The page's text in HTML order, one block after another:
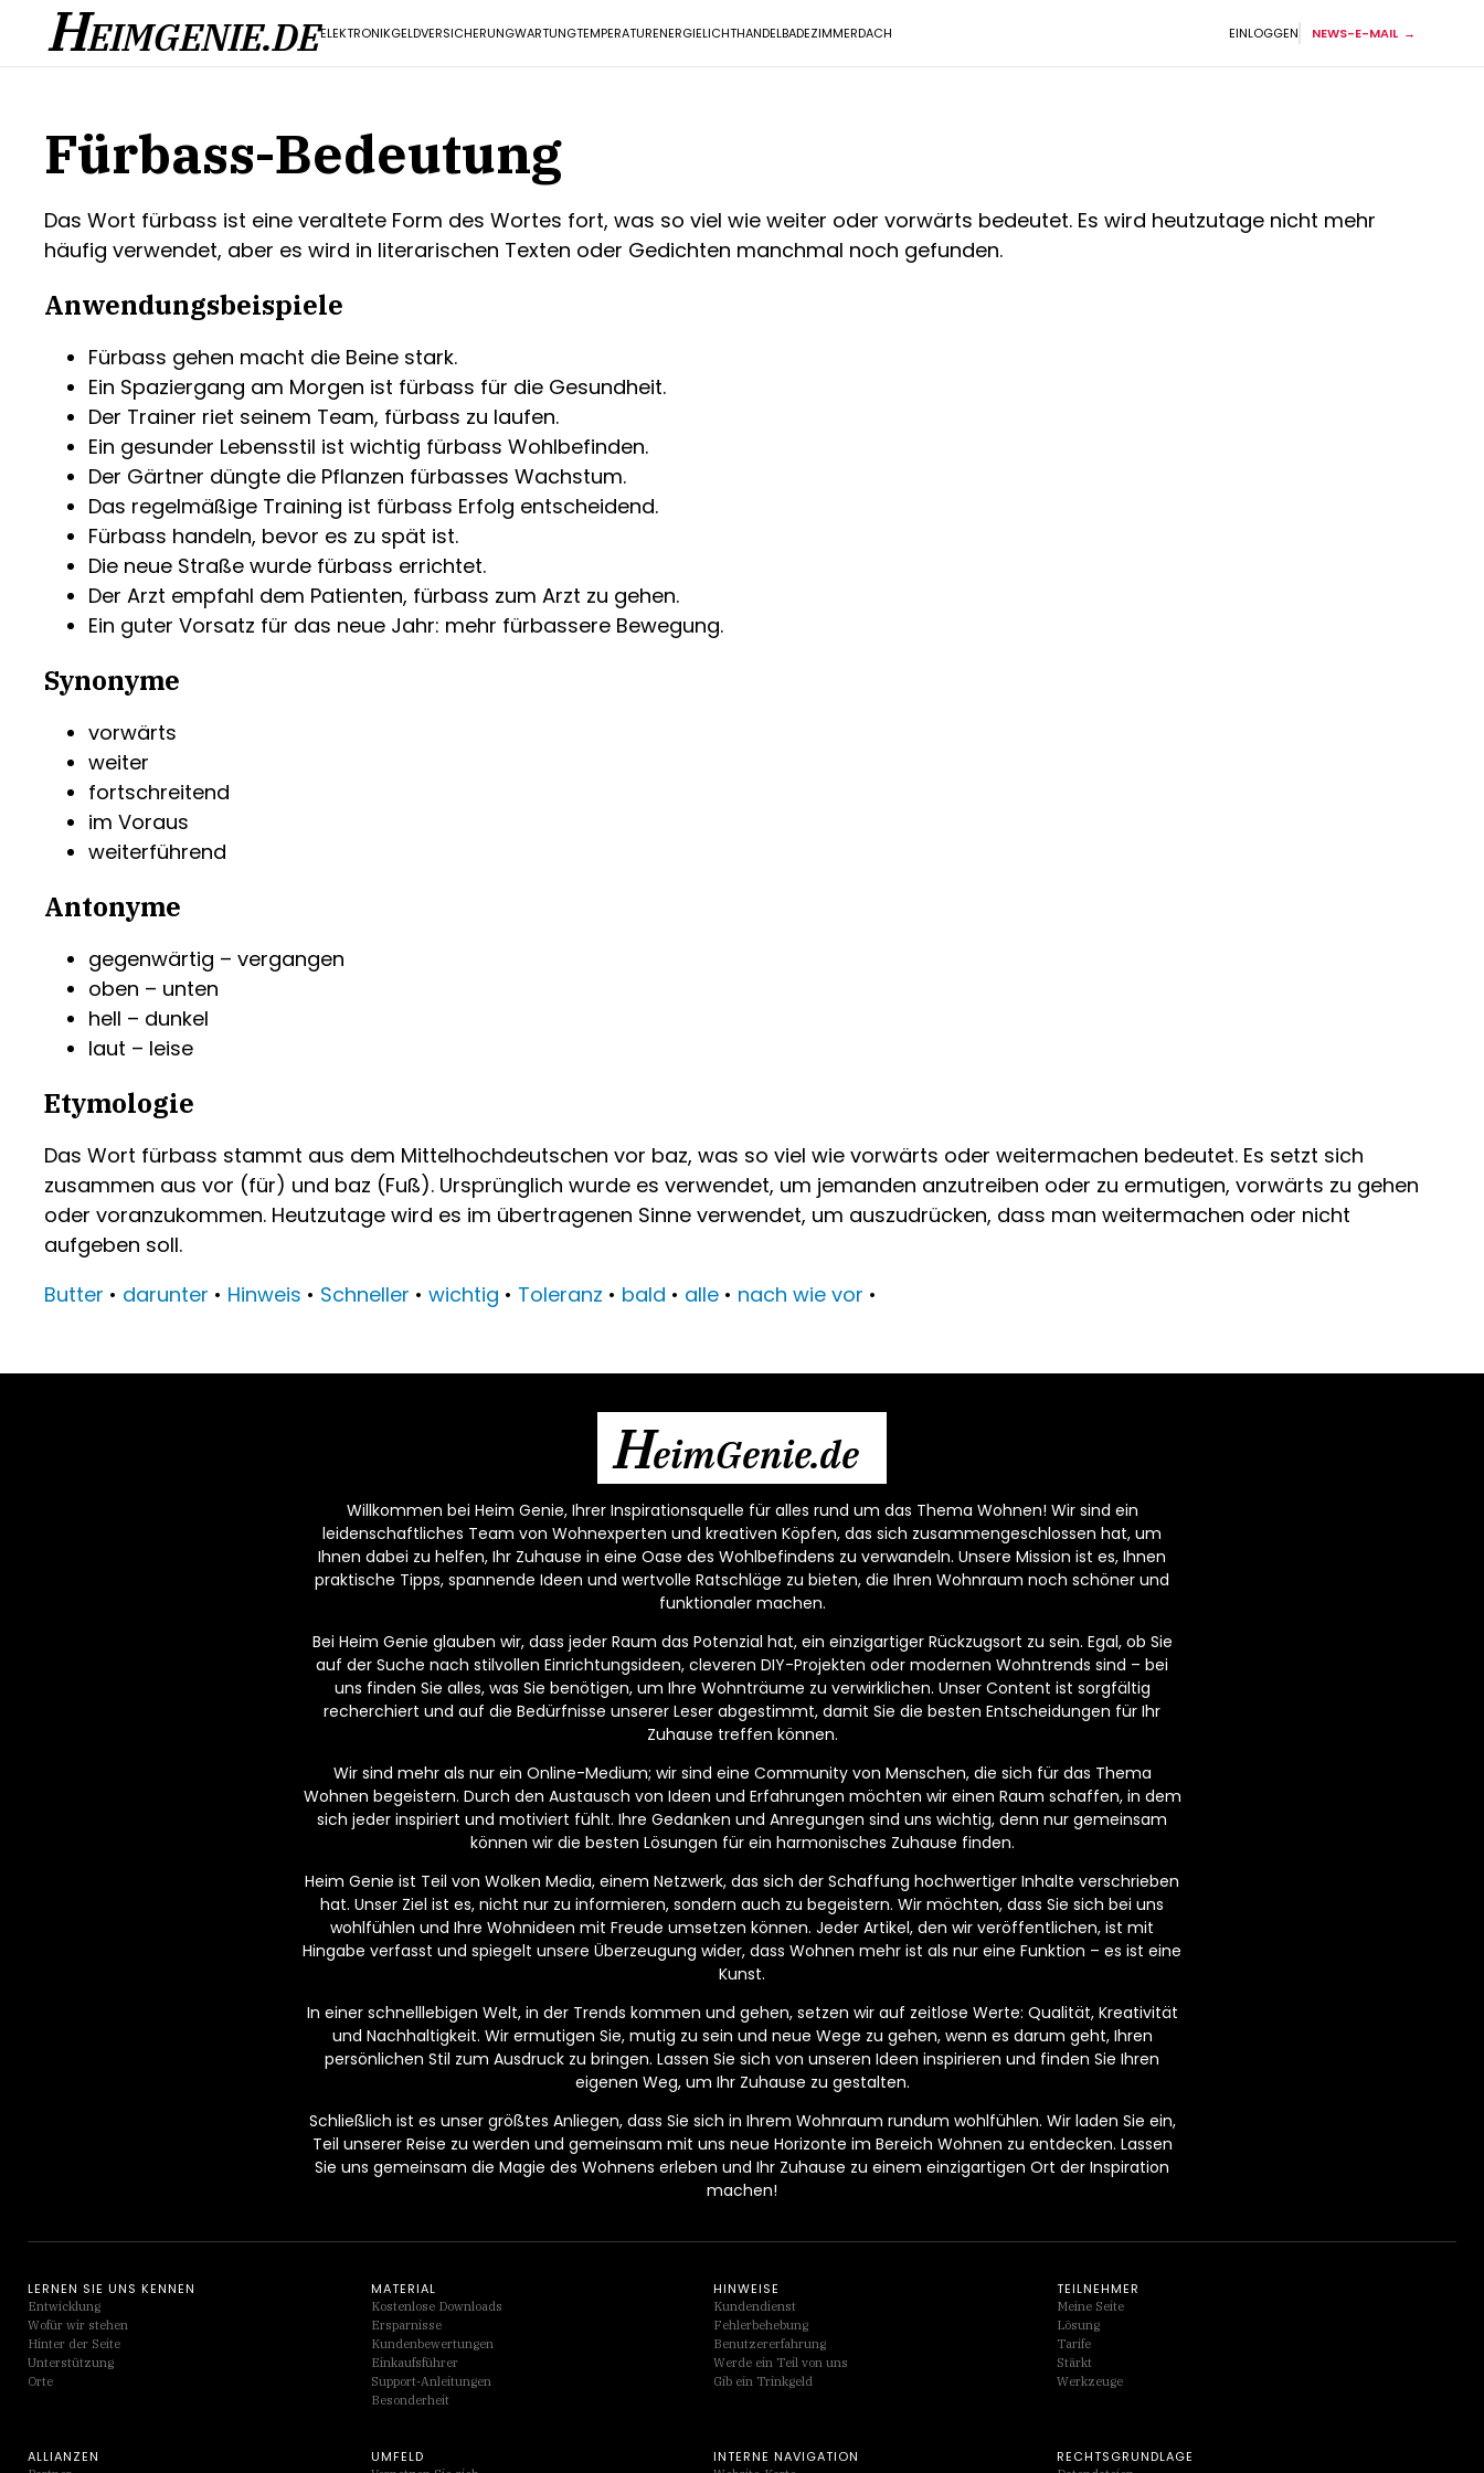
HEIMGENIE.DEELEKTRONIKGELDVERSICHERUNGWARTUNGTEMPERATURENERGIELICHTHANDELBADEZIMMERDACH EINLOGGEN NEWS-E-MAIL
Fürbass-Bedeutung
Das Wort fürbass ist eine veraltete Form des Wortes fort, was so viel wie weiter oder vorwärts bedeutet. Es wird heutzutage nicht mehr
häufig verwendet, aber es wird in literarischen Texten oder Gedichten manchmal noch gefunden.
Anwendungsbeispiele
Fürbass gehen macht die Beine stark.
Ein Spaziergang am Morgen ist fürbass für die Gesundheit.
Der Trainer riet seinem Team, fürbass zu laufen.
Ein gesunder Lebensstil ist wichtig fürbass Wohlbefinden.
Der Gärtner düngte die Pflanzen fürbasses Wachstum.
Das regelmäßige Training ist fürbass Erfolg entscheidend.
Fürbass handeln, bevor es zu spät ist.
Die neue Straße wurde fürbass errichtet.
Der Arzt empfahl dem Patienten, fürbass zum Arzt zu gehen.
Ein guter Vorsatz für das neue Jahr: mehr fürbassere Bewegung.
Synonyme
vorwärts
weiter
fortschreitend
im Voraus
weiterführend
Antonyme
gegenwärtig – vergangen
oben – unten
hell – dunkel
laut – leise
Etymologie
Das Wort fürbass stammt aus dem Mittelhochdeutschen vor baz, was so viel wie vorwärts oder weitermachen bedeutet. Es setzt sich
zusammen aus vor (für) und baz (Fuß). Ursprünglich wurde es verwendet, um jemanden anzutreiben oder zu ermutigen, vorwärts zu gehen
oder voranzukommen. Heutzutage wird es im übertragenen Sinne verwendet, um auszudrücken, dass man weitermachen oder nicht
aufgeben soll.
Butter • darunter • Hinweis • Schneller • wichtig • Toleranz • bald • alle • nach wie vor •
HeimGenie.de
Willkommen bei Heim Genie, Ihrer Inspirationsquelle für alles rund um das Thema Wohnen! Wir sind ein
leidenschaftliches Team von Wohnexperten und kreativen Köpfen, das sich zusammengeschlossen hat, um
Ihnen dabei zu helfen, Ihr Zuhause in eine Oase des Wohlbefindens zu verwandeln. Unsere Mission ist es, Ihnen
praktische Tipps, spannende Ideen und wertvolle Ratschläge zu bieten, die Ihren Wohnraum noch schöner und
funktionaler machen.
Bei Heim Genie glauben wir, dass jeder Raum das Potenzial hat, ein einzigartiger Rückzugsort zu sein. Egal, ob Sie
auf der Suche nach stilvollen Einrichtungsideen, cleveren DIY-Projekten oder modernen Wohntrends sind – bei
uns finden Sie alles, was Sie benötigen, um Ihre Wohnträume zu verwirklichen. Unser Content ist sorgfältig
recherchiert und auf die Bedürfnisse unserer Leser abgestimmt, damit Sie die besten Entscheidungen für Ihr
Zuhause treffen können.
Wir sind mehr als nur ein Online-Medium; wir sind eine Community von Menschen, die sich für das Thema
Wohnen begeistern. Durch den Austausch von Ideen und Erfahrungen möchten wir einen Raum schaffen, in dem
sich jeder inspiriert und motiviert fühlt. Ihre Gedanken und Anregungen sind uns wichtig, denn nur gemeinsam
können wir die besten Lösungen für ein harmonisches Zuhause finden.
Heim Genie ist Teil von Wolken Media, einem Netzwerk, das sich der Schaffung hochwertiger Inhalte verschrieben
hat. Unser Ziel ist es, nicht nur zu informieren, sondern auch zu begeistern. Wir möchten, dass Sie sich bei uns
wohlfühlen und Ihre Wohnideen mit Freude umsetzen können. Jeder Artikel, den wir veröffentlichen, ist mit
Hingabe verfasst und spiegelt unsere Überzeugung wider, dass Wohnen mehr ist als nur eine Funktion – es ist eine
Kunst.
In einer schnelllebigen Welt, in der Trends kommen und gehen, setzen wir auf zeitlose Werte: Qualität, Kreativität
und Nachhaltigkeit. Wir ermutigen Sie, mutig zu sein und neue Wege zu gehen, wenn es darum geht, Ihren
persönlichen Stil zum Ausdruck zu bringen. Lassen Sie sich von unseren Ideen inspirieren und finden Sie Ihren
eigenen Weg, um Ihr Zuhause zu gestalten.
Schließlich ist es unser größtes Anliegen, dass Sie sich in Ihrem Wohnraum rundum wohlfühlen. Wir laden Sie ein,
Teil unserer Reise zu werden und gemeinsam mit uns neue Horizonte im Bereich Wohnen zu entdecken. Lassen
Sie uns gemeinsam die Magie des Wohnens erleben und Ihr Zuhause zu einem einzigartigen Ort der Inspiration
machen!
LERNEN SIE UNS KENNEN
Entwicklung
Wofür wir stehen
Hinter der Seite
Unterstützung
Orte
MATERIAL
Kostenlose Downloads
Ersparnisse
Kundenbewertungen
Einkaufsführer
Support-Anleitungen
Besonderheit
HINWEISE
Kundendienst
Fehlerbehebung
Benutzererfahrung
Werde ein Teil von uns
Gib ein Trinkgeld
TEILNEHMER
Meine Seite
Lösung
Tarife
Stärkt
Werkzeuge
ALLIANZEN UMFELD INTERNE NAVIGATION RECHTSGRUNDLAGE